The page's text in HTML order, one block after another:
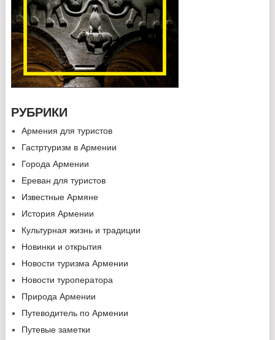
РУБРИКИ
Армения для туристов
Гастртуризм в Армении
Города Армении
Ереван для туристов
Известные Армяне
История Армении
Культурная жизнь и традиции
Новинки и открытия
Новости туризма Армении
Новости туроператора
Природа Армении
Путеводитель по Армении
Путевые заметки